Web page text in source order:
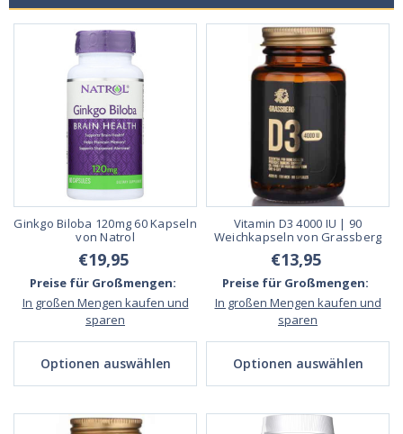
Ginkgo Biloba 120mg 60 Kapseln
von Natrol
€19,95
Preise für Großmengen:
In großen Mengen kaufen und
sparen
Optionen auswählen
Vitamin D3 4000 IU | 90
Weichkapseln von Grassberg
€13,95
Preise für Großmengen:
In großen Mengen kaufen und
sparen
Optionen auswählen